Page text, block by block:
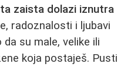
zaista dolazi iznutra
radoznalosti i ljubavi
su male, velike ili
koja postaješ. Pusti